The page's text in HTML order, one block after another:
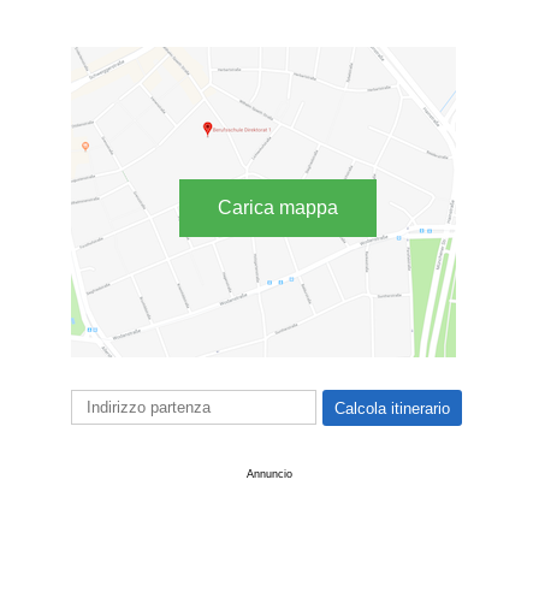
Carica mappa
Annuncio